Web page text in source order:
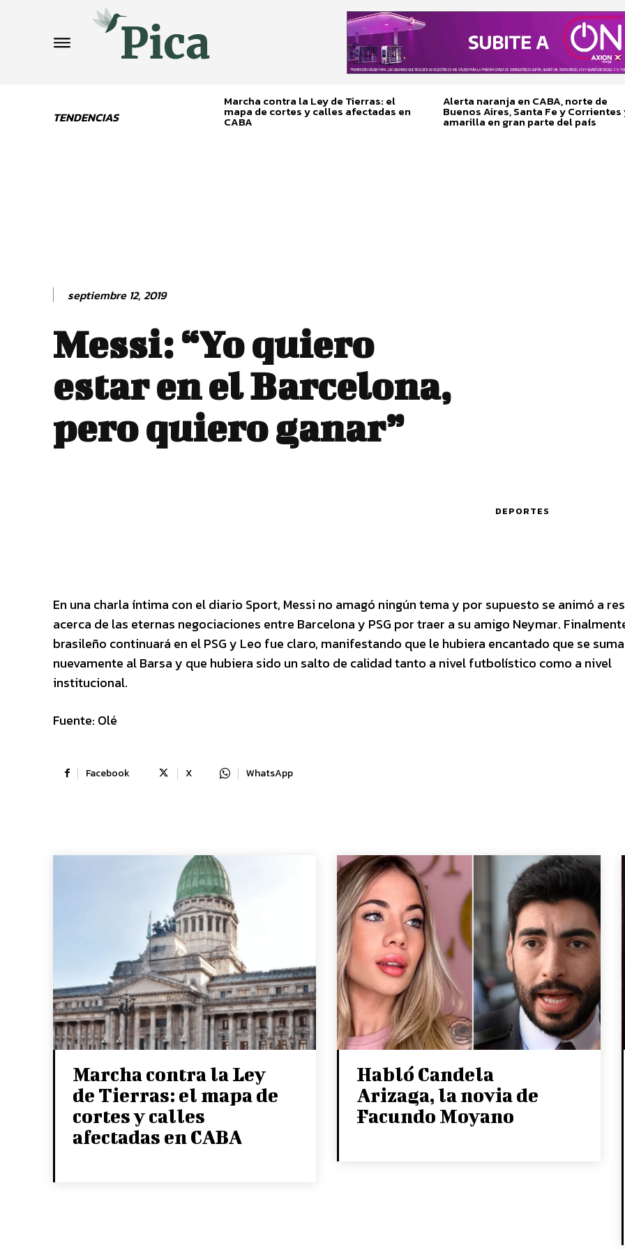
TENDENCIAS
Marcha contra la Ley de Tierras: el
mapa de cortes y calles afectadas en
CABA
Alerta naranja en CABA, norte de
Buenos Aires, Santa Fe y Corrientes
amarilla en gran parte del país
septiembre 12, 2019
Messi: “Yo quiero
estar en el Barcelona,
pero quiero ganar”
DEPORTES
En una charla íntima con el diario Sport, Messi no amagó ningún tema y por supuesto se animó a
acerca de las eternas negociaciones entre Barcelona y PSG por traer a su amigo Neymar.
brasileño continuará en el PSG y Leo fue claro, manifestando que le hubiera encantado que se
nuevamente al Barsa y que hubiera sido un salto de calidad tanto a nivel futbolístico como a nivel
institucional.
Fuente: Olé
Facebook X WhatsApp
Marcha contra la Ley
de Tierras: el mapa de
cortes y calles
afectadas en CABA
Habló Candela
Arizaga, la novia de
Facundo Moyano